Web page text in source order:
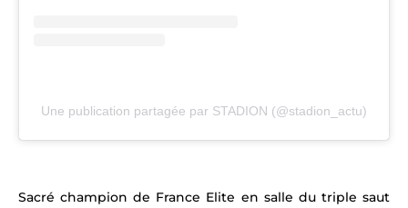
Une publication partagée par STADION (@stadion_actu)
Sacré champion de France Elite en salle du triple saut